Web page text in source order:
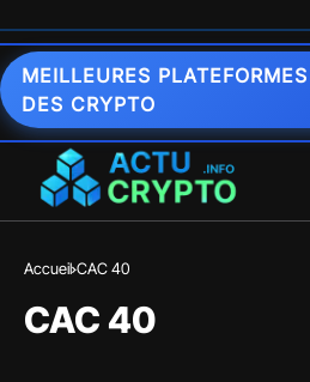
MEILLEURES
DES CRYPTO
Accueil CAC 40
CAC 40